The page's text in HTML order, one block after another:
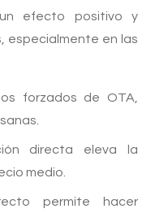
efecto positivo y
especialmente en las
forzados de OTA,
directa eleva la
medio.
permite hacer